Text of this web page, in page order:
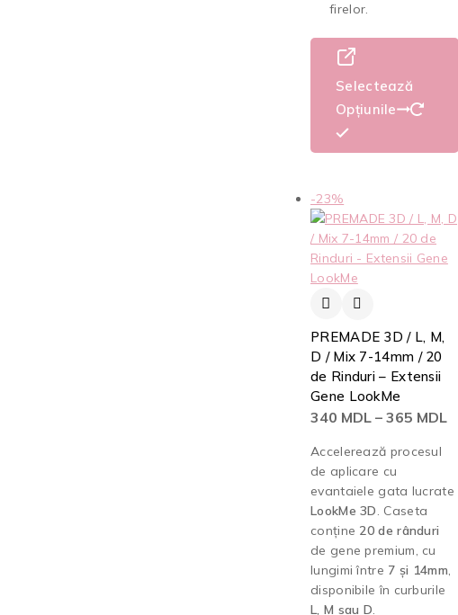
firelor.
Selectează
Opțiunile
-23%
PREMADE 3D / L, M,
D / Mix 7-14mm / 20
de Rinduri – Extensii
Gene LookMe
340 MDL – 365 MDL
Accelerează procesul
de aplicare cu
evantaiele gata lucrate
LookMe 3D. Caseta
conține 20 de rânduri
de gene premium, cu
lungimi între 7 și 14mm,
disponibile în curburile
L, M sau D.